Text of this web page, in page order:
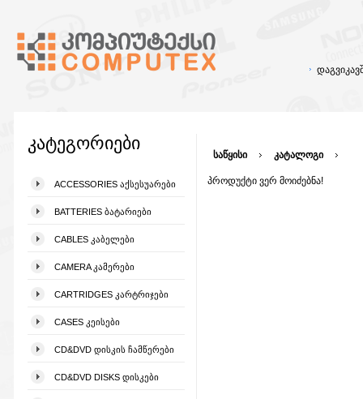
კატეგორიები
ACCESSORIES ᲐᲥᲡᲔᲡᲣᲐᲠᲔᲑᲘ
BATTERIES ᲑᲐᲢᲐᲠᲘᲔᲑᲘ
CABLES ᲙᲐᲑᲔᲚᲔᲑᲘ
CAMERA ᲙᲐᲛᲔᲠᲔᲑᲘ
CARTRIDGES ᲙᲐᲠᲢᲠᲘᲯᲔᲑᲘ
CASES ᲙᲔᲘᲡᲔᲑᲘ
CD&DVD ᲓᲘᲡᲙᲘᲡ ᲩᲐᲛᲬᲔᲠᲔᲑᲘ
CD&DVD DISKS ᲓᲘᲡᲙᲔᲑᲘ
საწყისი კატალოგი
პროდუქტი ვერ მოიძებნა!